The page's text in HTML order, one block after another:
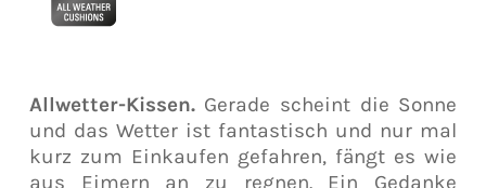
Allwetter-Kissen.Gerade scheint die Sonne
und das Wetter ist fantastisch und nur mal
kurz zum Einkaufen gefahren, fängt es wie
aus Eimern an zu regnen. Ein Gedanke